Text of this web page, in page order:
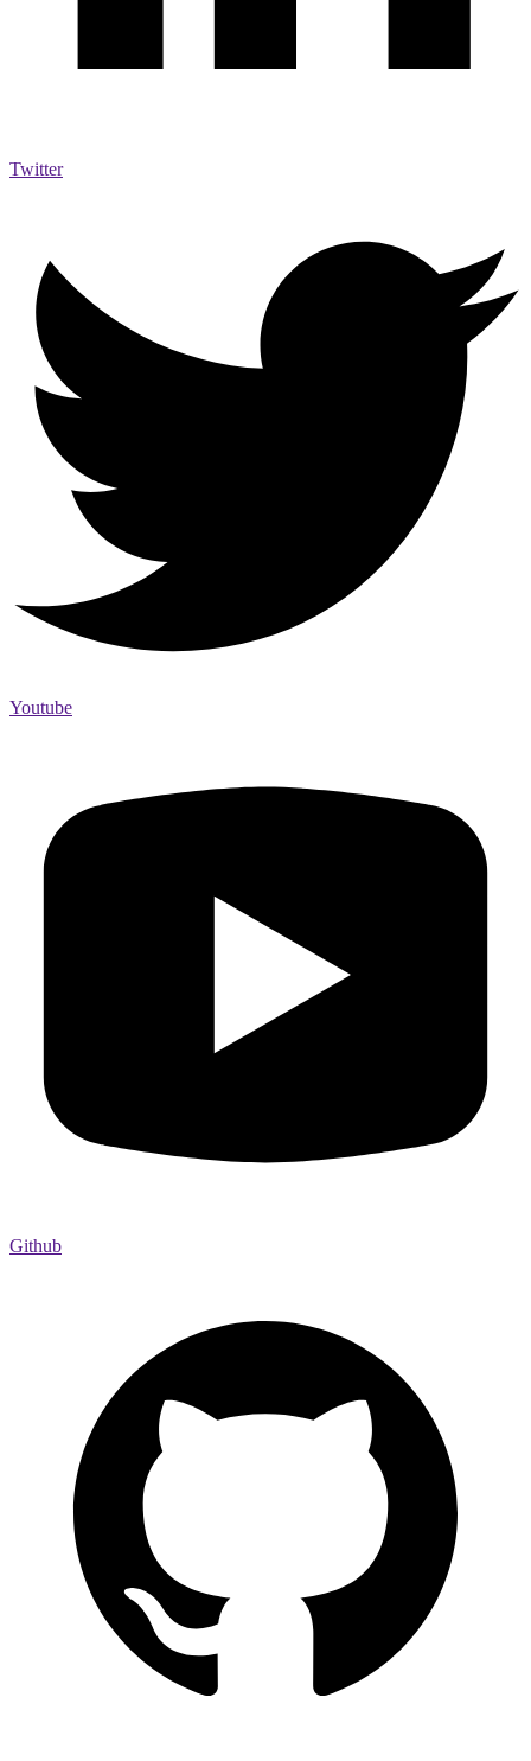
Twitter
Youtube
Github